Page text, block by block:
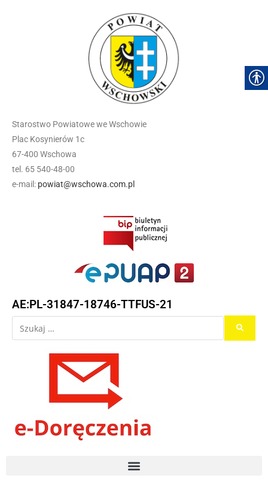
Starostwo Powiatowe we Wschowie
Plac Kosynierów 1c
67-400 Wschowa
tel. 65 540-48-00
e-mail: powiat@wschowa.com.pl
AE:PL-31847-18746-TTFUS-21